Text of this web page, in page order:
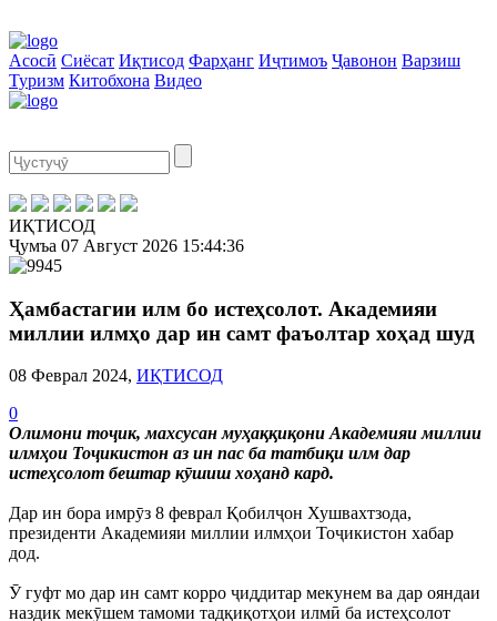
Асосӣ Сиёсат Иқтисод Фарҳанг Иҷтимоъ Ҷавонон Варзиш
Туризм Китобхона Видео
ИҚТИСОД
Ҷумъа 07 Август 2026 15:44:36
Ҳамбастагии илм бо истеҳсолот. Академияи
миллии илмҳо дар ин самт фаъолтар хоҳад шуд
08 Феврал 2024, ИҚТИСОД
0
Олимони тоҷик, махсусан муҳаққиқони Академияи миллии
илмҳои Тоҷикистон аз ин пас ба татбиқи илм дар
истеҳсолот бештар кӯшиш хоҳанд кард.
Дар ин бора имрӯз 8 феврал Қобилҷон Хушвахтзода,
президенти Академияи миллии илмҳои Тоҷикистон хабар
дод.
Ӯ гуфт мо дар ин самт корро ҷиддитар мекунем ва дар ояндаи
наздик мекӯшем тамоми тадқиқотҳои илмӣ ба истеҳсолот